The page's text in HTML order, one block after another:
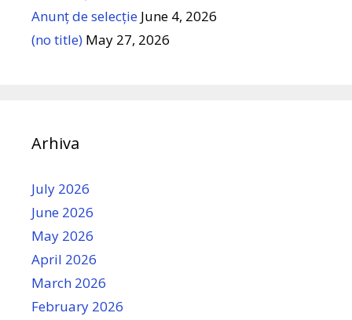
Anunț de selecție June 4, 2026
(no title) May 27, 2026
Arhiva
July 2026
June 2026
May 2026
April 2026
March 2026
February 2026